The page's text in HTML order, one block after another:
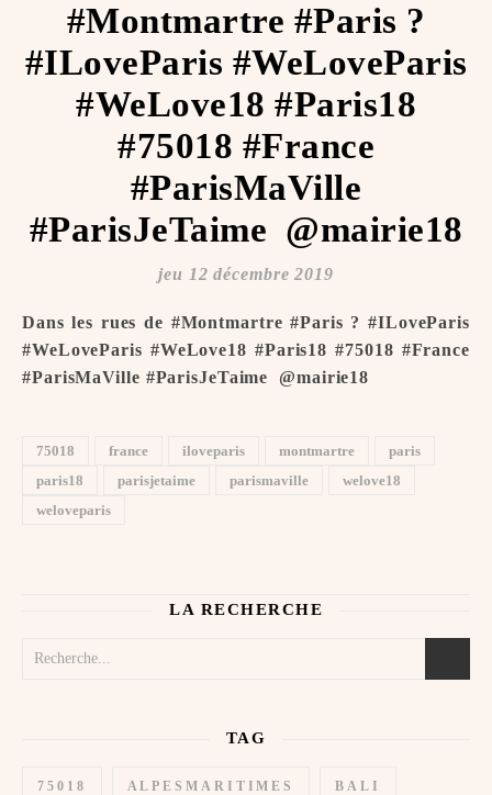
#Montmartre #Paris ?
#ILoveParis #WeLoveParis
#WeLove18 #Paris18
#75018 #France
#ParisMaVille
#ParisJeTaime ️ @mairie18
jeu 12 décembre 2019
Dans les rues de #Montmartre #Paris ? #ILoveParis
#WeLoveParis #WeLove18 #Paris18 #75018 #France
#ParisMaVille #ParisJeTaime ️ @mairie18
75018 france iloveparis montmartre
paris
paris18
parisjetaime parismaville
welove18
weloveparis
LA RECHERCHE
TAG
75018 ALPESMARITIMES BALI